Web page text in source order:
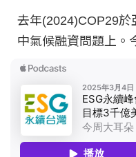
加坡以金融達減
EP26
去年(2024)COP29於
中氣候融資問題上。
示還海行動成果，使
鞋和便當盒、便當袋
此屆會議提到開發中
金從1000億美元增
仍待觀察。在各國會